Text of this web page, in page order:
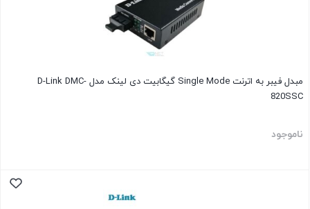
مبدل فیبر به اترنت Single Mode گیگابیت دی لینک مدل D-Link DMC-
820SSC
ناموجود